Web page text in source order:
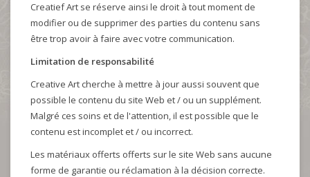
Creatief Art se réserve ainsi le droit à tout moment de
modifier ou de supprimer des parties du contenu sans
être trop avoir à faire avec votre communication.
Limitation de responsabilité
Creative Art cherche à mettre à jour aussi souvent que
possible le contenu du site Web et / ou un supplément.
Malgré ces soins et de l'attention, il est possible que le
contenu est incomplet et / ou incorrect.
Les matériaux offerts offerts sur le site Web sans aucune
forme de garantie ou réclamation à la décision correcte.